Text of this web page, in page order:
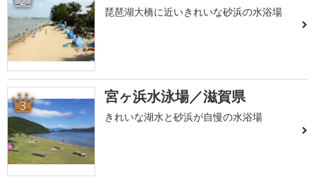
琵琶湖大橋に近いきれいな砂浜の水浴場
3 宮ヶ浜水泳場／滋賀県
きれいな湖水と砂浜が自慢の水浴場